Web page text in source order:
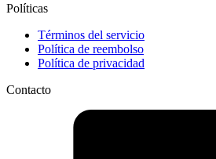
Políticas
Términos del servicio
Política de reembolso
Política de privacidad
Contacto